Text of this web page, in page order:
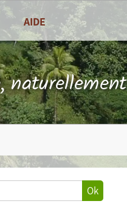
AIDE
Foire Aux Questions
Contact
Ok